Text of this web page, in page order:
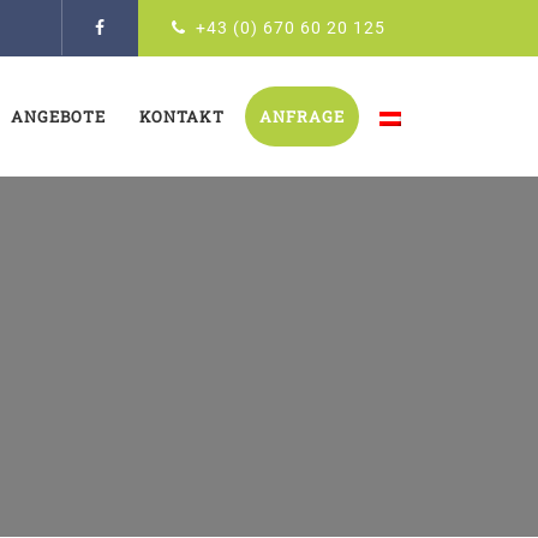
+43 (0) 670 60 20 125
ANGEBOTE KONTAKT ANFRAGE